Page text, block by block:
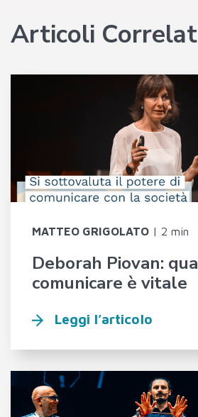
Articoli
MATTEO GRIGOLATO | 2 min
Deborah Piovan:
comunicare è vitale
Leggi l’articolo